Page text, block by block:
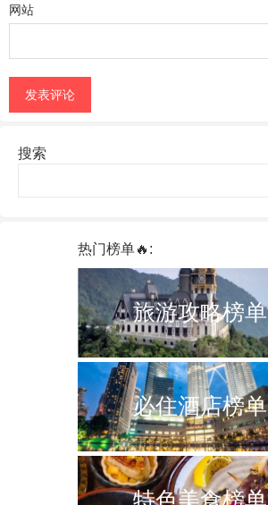
网站
搜索
热门榜单🔥:
旅游攻略榜单
必住酒店榜单
特色美食榜单